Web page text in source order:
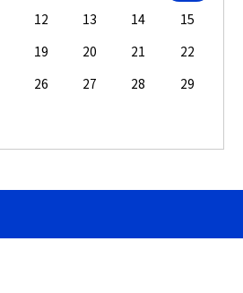
12 13 14
15
19 20 21
22
26 27 28
29